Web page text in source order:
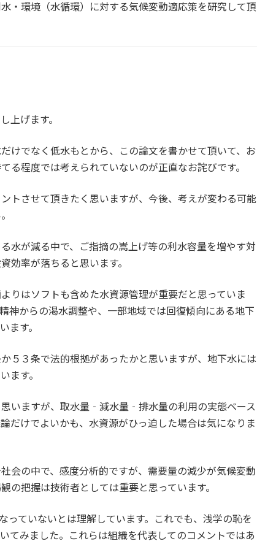
・環境（水循環）に対する気候変動適応策を研究して頂
上げます。
けでなく低水もとから、この論文を書かせて頂いて、お
る程度では考えられていないのが正直なお詫びです。
トさせて頂きたく思いますが、今後、考えが変わる可能
水が減る中で、ご指摘の嵩上げ等の利水容量を増やす対
効率が落ちると思います。
りはソフトも含めた水資源管理が重要だと思っていま
神からの渇水調整や、一部地域では回復傾向にある地下
ます。
５３条で法的根拠があったかと思いますが、地下水には
ます。
いますが、取水量‐減水量‐排水量の利用の実態ベース
だけでよいかも、水資源がひっ迫した場合は気になりま
会の中で、感度分析的ですが、需要量の減少が気候変動
の把握は技術者としては重要と思っています。
っていないとは理解しています。これでも、浅学の恥を
てみました。これらは組織を代表してのコメントではあ